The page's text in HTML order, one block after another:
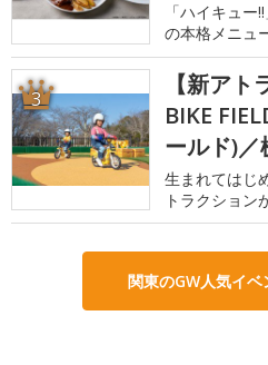
「ハイキュ
の本格メニュ
3
【新ア
BIKE
ールド)／
生まれてはじ
トラクション
関東のGW人気イ